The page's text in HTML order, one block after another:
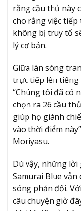
rằng cầu thủ này
cho rằng việc
không bị truy tố
lý cơ bản.
Giữa làn sóng
trực tiếp lên tiếng
“Chúng tôi đã có
chọn ra 26 cầu
giúp họ giành
vào thời điểm
Moriyasu.
Dù vậy, những
Samurai Blue
sóng phản đối.
câu chuyện giờ